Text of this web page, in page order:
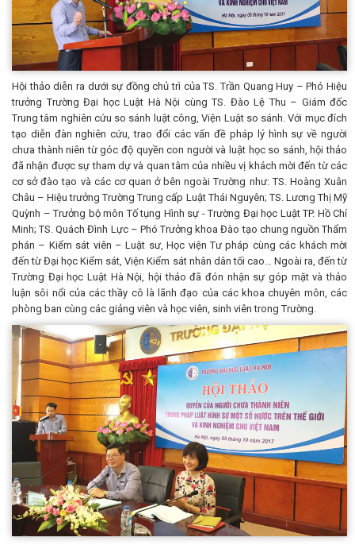
Hội thảo diễn ra dưới sự đồng chủ trì của TS. Trần Quang Huy – Phó Hiệu
trưởng Trường Đại học Luật Hà Nội cùng TS. Đào Lệ Thu – Giám đốc
Trung tâm nghiên cứu so sánh luật công, Viện Luật so sánh. Với mục đích
tạo diễn đàn nghiên cứu, trao đổi các vấn đề pháp lý hình sự về người
chưa thành niên từ góc độ quyền con người và luật học so sánh, hội thảo
đã nhận được sự tham dự và quan tâm của nhiều vị khách mời đến từ các
cơ sở đào tạo và các cơ quan ở bên ngoài Trường như: TS. Hoàng Xuân
Châu – Hiệu trưởng Trường Trung cấp Luật Thái Nguyên; TS. Lương Thị Mỹ
Quỳnh – Trưởng bộ môn Tố tụng Hình sự - Trường Đại học Luật TP. Hồ Chí
Minh; TS. Quách Đình Lực – Phó Trưởng khoa Đào tạo chung nguồn Thẩm
phán – Kiểm sát viên – Luật sư, Học viện Tư pháp cùng các khách mời
đến từ Đại học Kiểm sát, Viện Kiểm sát nhân dân tối cao… Ngoài ra, đến từ
Trường Đại học Luật Hà Nội, hội thảo đã đón nhận sự góp mặt và thảo
luận sôi nổi của các thầy cô là lãnh đạo của các khoa chuyên môn, các
phòng ban cùng các giảng viên và học viên, sinh viên trong Trường.